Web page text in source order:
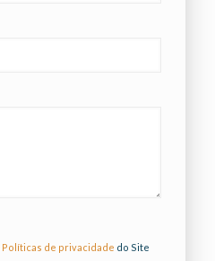
Políticas de privacidade do Site